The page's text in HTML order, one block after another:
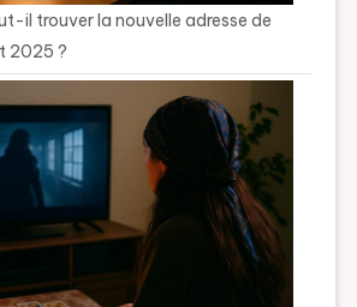
il trouver la nouvelle adresse de
2025 ?